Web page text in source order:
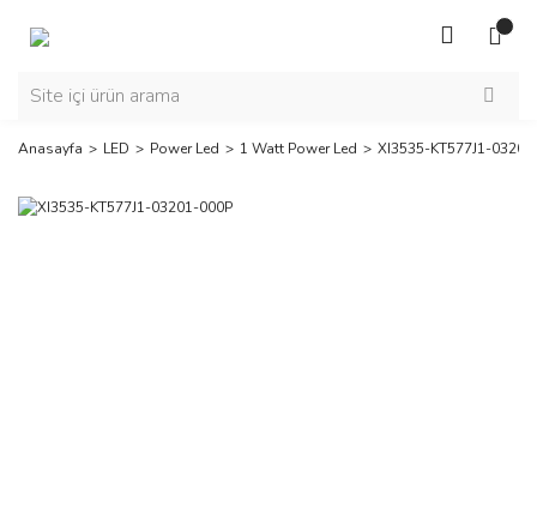
Anasayfa LED Power Led 1 Watt Power Led XI3535-KT577J1-